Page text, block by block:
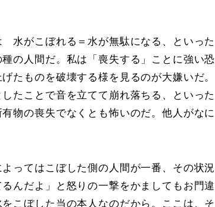
水がこぼれる＝水が無駄になる 、といった
の人間だ。私は「喪失する」ことに強い恐
たものを破壊する様を見るのが大嫌いだ。
たことで音を立てて崩れ落ちる、といった
物の喪失でなくとも怖いのだ。他人がなに
ってはこぼした側の人間が一番、その状況
んだよ」と怒りの一撃をかましてもお門違
こぼした当の本人なのだから。ここは、そ